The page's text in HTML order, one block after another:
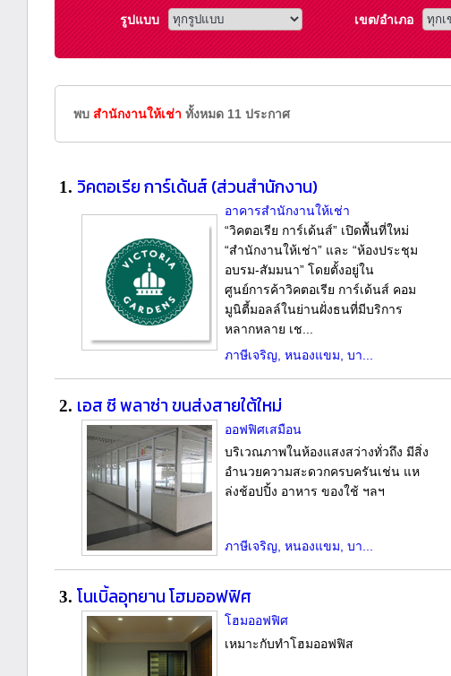
รูปแบบ เขต/อำเภอ
พบ สำนักงานให้เช่า ทั้งหมด 11 ประกาศ
1. วิคตอเรีย การ์เด้นส์ (ส่วนสำนักงาน)
อาคารสำนักงานให้เช่า
“วิคตอเรีย การ์เด้นส์” เปิดพื้นที่ใหม่
“สำนักงานให้เช่า” และ “ห้องประชุม
อบรม-สัมมนา” โดยตั้งอยู่ใน
ศูนย์การค้าวิคตอเรีย การ์เด้นส์ คอม
มูนิตี้มอลล์ในย่านฝั่งธนที่มีบริการ
หลากหลาย เช...
ภาษีเจริญ, หนองแขม, บา...
2. เอส ซี พลาซ่า ขนส่งสายใต้ใหม่
ออฟฟิศเสมือน
บริเวณภาพในห้องแสงสว่างทั่วถึง มีสิ่ง
อำนวยความสะดวกครบครันเช่น แห
ล่งช้อปปิ้ง อาหาร ของใช้ ฯลฯ
ภาษีเจริญ, หนองแขม, บา...
3. โนเบิ้ลอุทยาน โฮมออฟฟิศ
โฮมออฟฟิศ
เหมาะกับทำโฮมออฟฟิส